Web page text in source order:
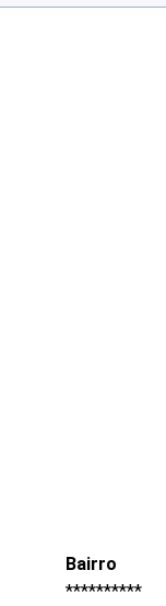
Bairro
**********